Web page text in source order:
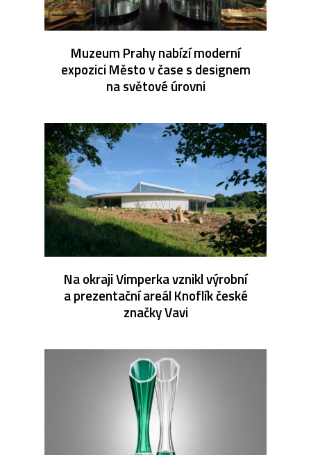
Muzeum Prahy nabízí moderní
expozici Město v čase s designem
na světové úrovni
Na okraji Vimperka vznikl výrobní
a prezentační areál Knoflík české
značky Vavi